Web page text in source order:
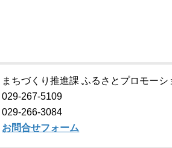
まちづくり推進課 ふるさとプロモーシ
029-267-5109
029-266-3084
お問合せフォーム